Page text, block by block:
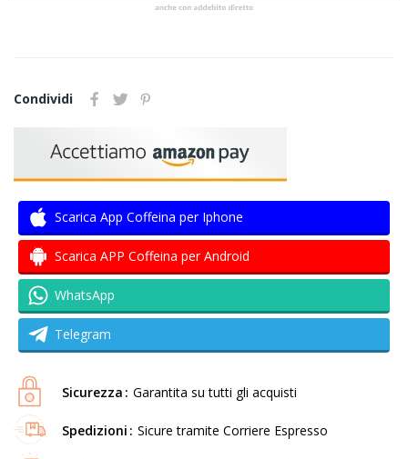
Condividi
Scarica App Coffeina per Iphone
Scarica APP Coffeina per Android
WhatsApp
Telegram
Sicurezza Garantita su tutti gli acquisti
Spedizioni Sicure tramite Corriere Espresso